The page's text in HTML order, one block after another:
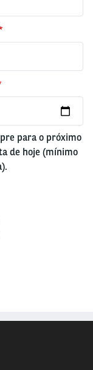
para o próximo
de hoje (mínimo